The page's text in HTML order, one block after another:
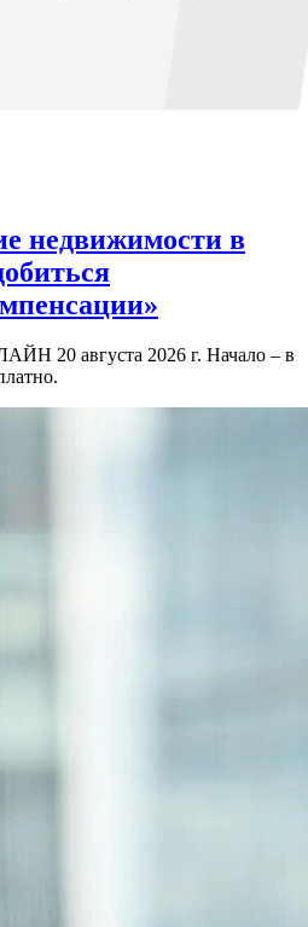
недвижимости в
20 августа 2026 г. Начало – в